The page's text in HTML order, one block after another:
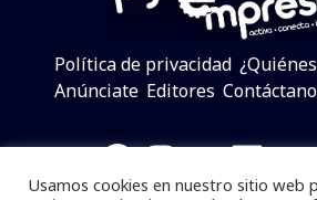
Política de privacidad
Anúnciate Editores
Facebook
Twitter
Usamos cookies en nuestro sitio web